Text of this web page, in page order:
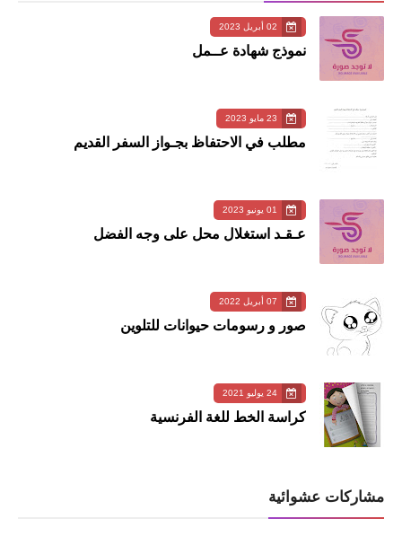
02 أبريل 2023
نموذج شهادة عــمل
23 مايو 2023
مطلب في الاحتفاظ بجـواز السفر القديم
01 يونيو 2023
عـقـد استغلال محل على وجه الفضل
07 أبريل 2022
صور و رسومات حيوانات للتلوين
24 يوليو 2021
كراسة الخط للغة الفرنسية
مشاركات عشوائية